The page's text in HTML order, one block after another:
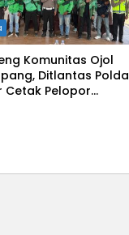
Komunitas Ojol
Ditlantas Polda
Cetak Pelopor